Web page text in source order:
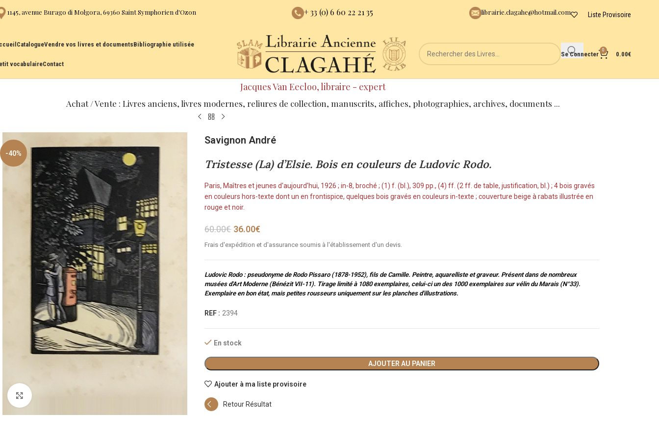
1145, avenue Burago di Molgora, 69360 Saint Symphorien d'Ozon + 33 (0) 6 60 22 21 35 librairie.clagahe@hotmail.com Liste Provisoire
CatalogueVendre vos livres et documentsBibliographie utilisée
vocabulaireContact
Se Connecter
0
0.00€
Jacques Van Eecloo, libraire - expert
Achat / Vente : Livres anciens, livres modernes, reliures de collection, manuscrits, affiches, photographies, archives, documents ...
-40%
Savignon André
Tristesse (La) d’Elsie. Bois en couleurs de Ludovic Rodo.
Paris, Maîtres et jeunes d'aujourd'hui, 1926 ; in-8, broché ; (1) f. (bl.), 309 pp., (4) ff. (2 ff. de table, justification, bl.) ; 4 bois gravés
en couleurs hors-texte dont un en frontispice, quelques bois gravés en couleurs in-texte ; couverture beige à rabats illustrée en
rouge et noir.
60.00€ 36.00€
Frais d'expédition et d'assurance soumis à l'établissement d'un devis.
Ludovic Rodo : pseudonyme de Rodo Pissaro (1878-1952), fils de Camille. Peintre, aquarelliste et graveur. Présent dans de nombreux
musées d'Art Moderne (Bénézit VII-11). Tirage limité à 1080 exemplaires, celui-ci un des 1000 exemplaires sur vélin du Marais (N°33).
Exemplaire en bon état, mais petites rousseurs uniquement sur les planches d'illustrations.
REF : 2394
En stock
AJOUTER AU PANIER
Ajouter à ma liste provisoire
Retour Résultat